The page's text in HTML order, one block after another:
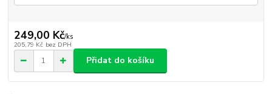
249,00 Kč/ks
205,79 Kč bez DPH
Přidat do košíku